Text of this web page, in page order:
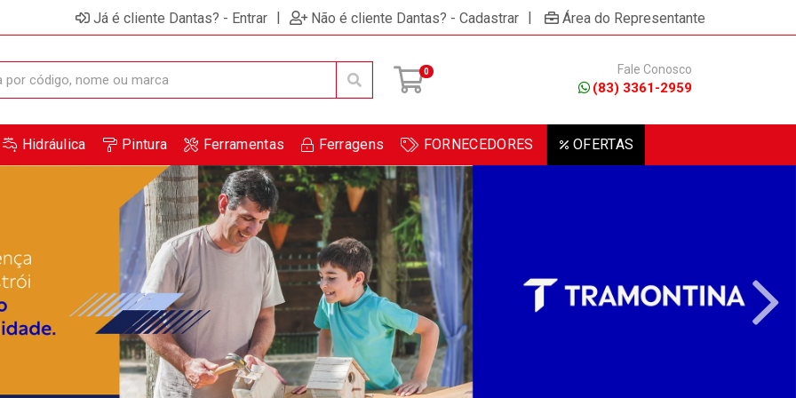
Já é cliente Dantas? - Entrar | Não é cliente Dantas? - Cadastrar | Área do Representante
0 Fale Conosco
(83) 3361-2959
Hidráulica Pintura Ferramentas Ferragens FORNECEDORES OFERTAS